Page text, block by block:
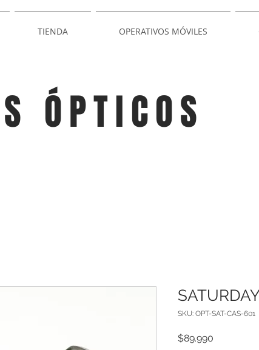
TIENDA OPERATIVOS MÓVILES
ÓPTICOS
SKU: OPT-SAT-CAS-601
$89.990